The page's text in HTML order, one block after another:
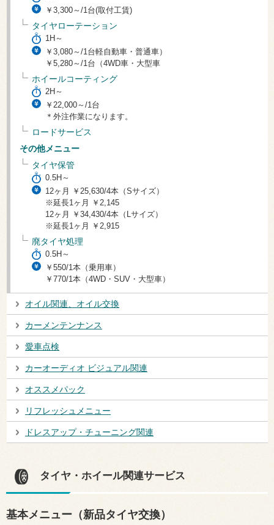
￥3,300～/1台(取付工賃)
タイヤローテーション
1H～
￥3,080～/1台軽自動車・普通車）
￥5,280～/1台（4WD車・大型車
ホイールコーティング
2H～
￥22,000～/1台
＊外注作業になります。
ロードサービス
その他メニュー
タイヤ保管
0.5H～
12ヶ月 ￥25,630/4本（Sサイズ）
※延長1ヶ月 ￥2,145
12ヶ月 ￥34,430/4本（Lサイズ）
※延長1ヶ月 ￥2,915
廃タイヤ処理
0.5H～
￥550/1本（乗用車）
￥770/1本（4WD・SUV・大型車）
オイル関連、オイル交換
カーメンテンナンス
愛車点検
カーオーディオ ビジュアル関連
オススメパック
リフレッシュメニュー
ドレスアップ・チューニング関連
タイヤ・ホイール関連サービス
基本メニュー（新品タイヤ交換）